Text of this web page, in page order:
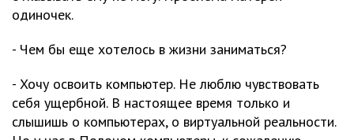
одиночек.
- Чем бы еще хотелось в жизни заниматься?
- Хочу освоить компьютер. Не люблю чувствовать
себя ущербной. В настоящее время только и
слышишь о компьютерах, о виртуальной реальности.